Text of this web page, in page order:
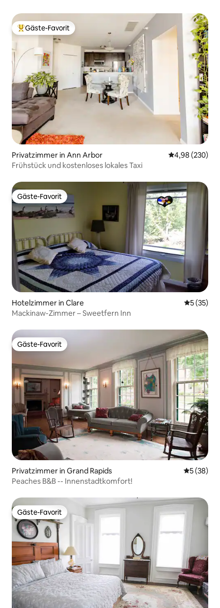
Beliebter Gäste-Favorit.
Gäste-Favorit
Privatzimmer in Ann Arbor
4,98 (230)
Frühstück und kostenloses lokales Taxi
Gäste-Favorit
Gäste-Favorit
Hotelzimmer in Clare
5 (35)
Mackinaw-Zimmer – Sweetfern Inn
Gäste-Favorit
Gäste-Favorit
Privatzimmer in Grand Rapids
5 (38)
Peaches B&B -- Innenstadtkomfort!
Gäste-Favorit
Gäste-Favorit